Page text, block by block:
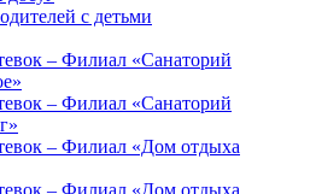
с детьми
– Филиал «Санаторий
– Филиал «Санаторий
– Филиал «Дом отдыха
– Филиал «Дом отдыха